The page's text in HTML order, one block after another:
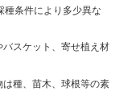
種条件により多少異な
スケット、寄せ植え材
種、苗木、球根等の素